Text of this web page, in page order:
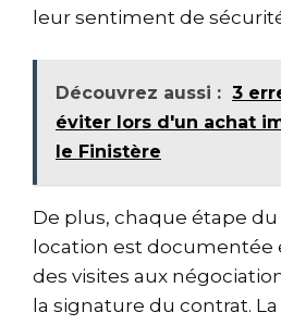
leur sentiment de
Découvrez aussi : 3
éviter lors d'un achat
le Finistère
De plus, chaque étape
location est documentée
des visites aux
la signature du contrat.